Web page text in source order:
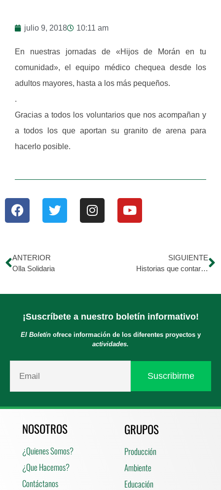
julio 9, 2018 10:11 am
En nuestras jornadas de «Hijos de Morán en tu
comunidad», el equipo médico chequea desde los
adultos mayores, hasta a los más pequeños.
.
Gracias a todos los voluntarios que nos acompañan y
a todos los que aportan su granito de arena para
hacerlo posible.
ANTERIOR
Olla Solidaria
SIGUIENTE
Historias que contar…
¡Suscríbete a nuestro boletín informativo!
El Boletínofrece información de los diferentes proyectos y
actividades.
NOSOTROS
¿Quienes Somos?
¿Que Hacemos?
Contáctanos
GRUPOS
Producción
Ambiente
Educación